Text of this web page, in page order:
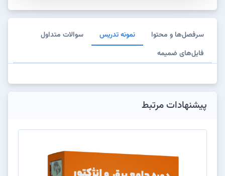
سرفصل‌ها و محتوا نمونه تدریس
سوالات متداول
فایل‌های ضمیمه
پیشنهادات مرتبط